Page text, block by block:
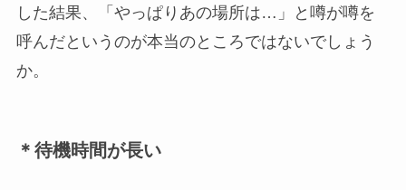
した結果、「やっぱりあの場所は…」と噂が噂を
呼んだというのが本当のところではないでしょう
か。
＊待機時間が長い